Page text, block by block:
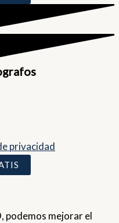
privacidad
podemos mejorar el